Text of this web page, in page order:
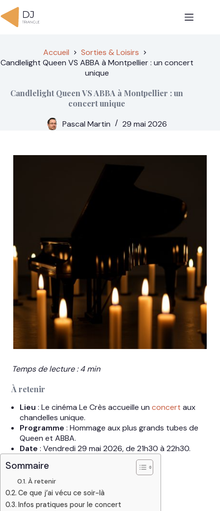
Passer
au
contenu
Accueil
Sorties & Loisirs
Candlelight Queen VS ABBA à Montpellier : un concert
unique
Candlelight Queen VS ABBA à Montpellier : un
concert unique
Pascal Martin
29 mai 2026
Temps de lecture : 4 min
À retenir
Lieu : Le cinéma Le Crès accueille un concert aux
chandelles unique.
Programme : Hommage aux plus grands tubes de
Queen et ABBA.
Date : Vendredi 29 mai 2026, de 21h30 à 22h30.
Sommaire
À retenir
Ce que j’ai vécu ce soir-là
Infos pratiques pour le concert